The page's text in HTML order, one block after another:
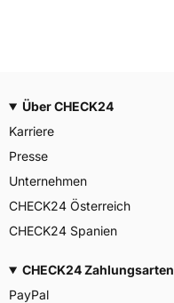
Über CHECK24
Karriere
Presse
Unternehmen
CHECK24 Österreich
CHECK24 Spanien
CHECK24 Zahlungsarten
PayPal